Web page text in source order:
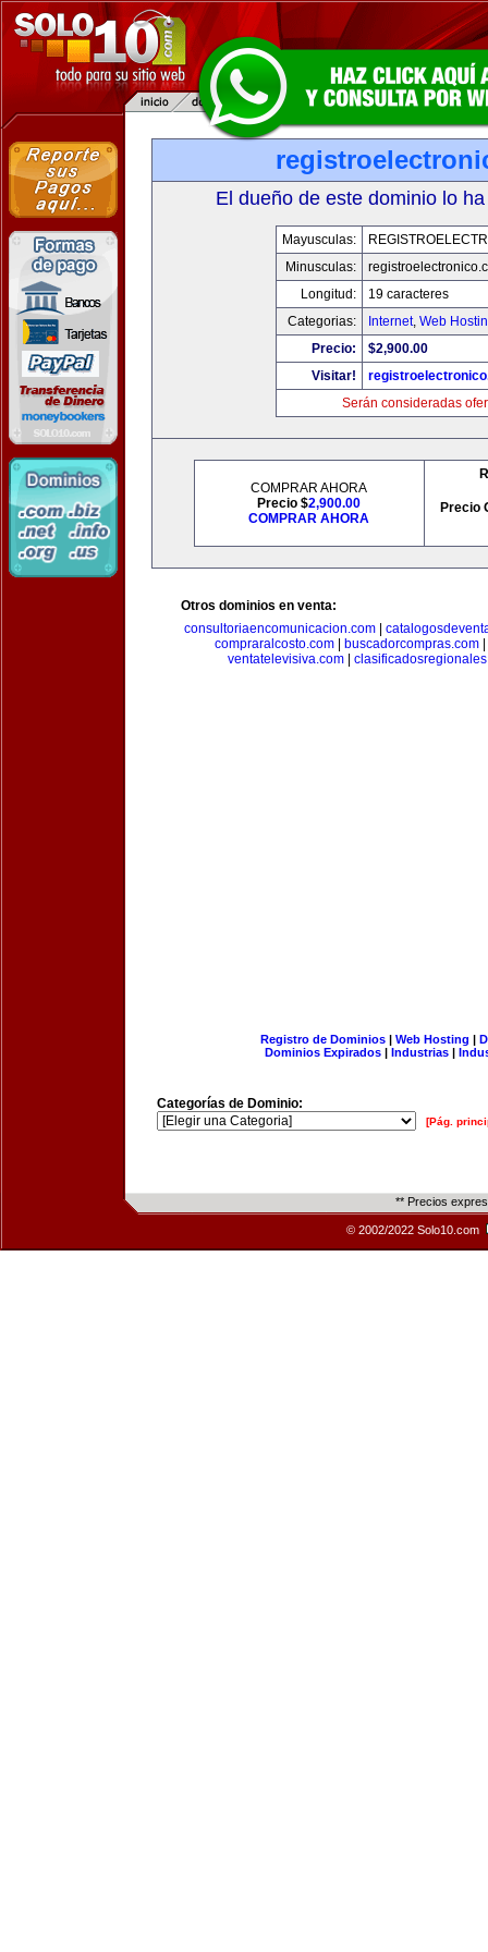
El dueño de este dominio lo
Mayusculas:
Minusculas:
Longitud:
19 caracteres
Categorias:
Internet, Web
Precio:
$2,900.00
Visitar!
Serán consideradas
COMPRAR AHORA
Precio $2,900.00
COMPRAR AHORA
Precio
Otros dominios en venta:
consultoriaencomunicacion.com
compraralcosto.com| buscadorcompras.com|
ventatelevisiva.com
Registro de Dominios| Web Hosting |
Dominios Expirados | Industrias |
Categorías de Dominio:
[Pág.
** Precios
© 2002/2022 Solo10.com